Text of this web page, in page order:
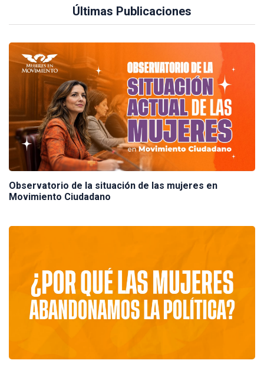
Últimas Publicaciones
Observatorio de la situación de las mujeres en
Movimiento Ciudadano